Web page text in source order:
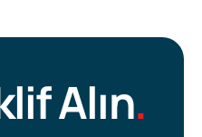
Alın.